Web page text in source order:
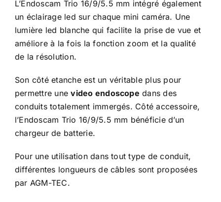
L’Endoscam Trio 16/9/5.5 mm intégré également
un éclairage led sur chaque mini caméra. Une
lumière led blanche qui facilite la prise de vue et
améliore à la fois la fonction zoom et la qualité
de la résolution.
Son côté etanche est un véritable plus pour
permettre unevideo endoscope dans des
conduits totalement immergés. Côté accessoire,
l’Endoscam Trio 16/9/5.5 mm bénéficie d’un
chargeur de batterie.
Pour une utilisation dans tout type de conduit,
différentes longueurs de câbles sont proposées
par AGM-TEC.